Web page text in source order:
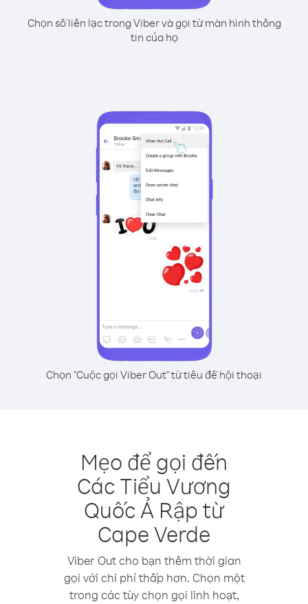
Chọn số liên lạc trong Viber và gọi từ màn hình thông
tin của họ
Chọn "Cuộc gọi Viber Out" từ tiêu đề hội thoại
Mẹo để gọi đến
Các Tiểu Vương
Quốc Ả Rập từ
Cape Verde
Viber Out cho bạn thêm thời gian
gọi với chi phí thấp hơn. Chọn một
trong các tùy chọn gọi linh hoạt,